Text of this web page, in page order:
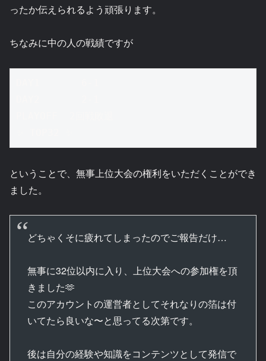
ったか伝えられるよう頑張ります。
ちなみに中の人の戦績ですが
ということで、無事上位大会の権利をいただくことができ
ました。
どちゃくそに疲れてしまったのでご報告だけ…
無事に32位以内に入り、上位大会への参加権を頂
きました🫶
このアカウントの運営者としてそれなりの箔は付
いてたら良いな〜と思ってる次第です。
後は自分の経験や知識をコンテンツとして発信で